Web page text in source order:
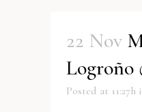
22 Nov
Logroño
Posted at 11:27h